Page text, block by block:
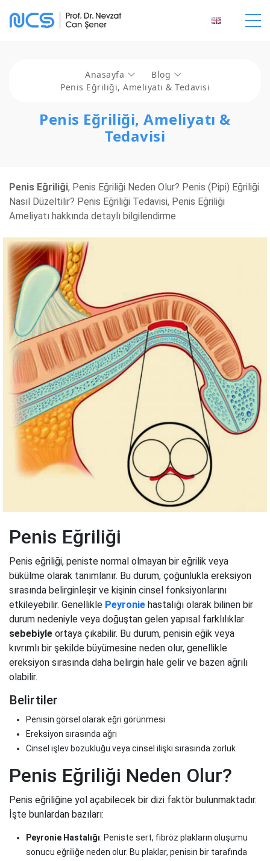
Anasayfa
Blog
Penis Eğriliği, Ameliyatı & Tedavisi
Penis Eğriliği, Ameliyatı &
Tedavisi
Penis Eğriliği, Penis Eğriliği Neden Olur? Penis (Pipi) Eğriliği
Nasıl Düzeltilir? Penis Eğriliği Tedavisi, Penis Eğriliği
Ameliyatı hakkında detaylı bilgilendirme
Penis Eğriliği
Penis eğriliği, peniste normal olmayan bir eğrilik veya
bükülme olarak tanımlanır. Bu durum, çoğunlukla ereksiyon
sırasında belirginleşir ve kişinin cinsel fonksiyonlarını
etkileyebilir. Genellikle Peyronie hastalığı olarak bilinen bir
durum nedeniyle veya doğuştan gelen yapısal farklılıklar
sebebiyle ortaya çıkabilir. Bu durum, penisin eğik veya
kıvrımlı bir şekilde büyümesine neden olur, genellikle
ereksiyon sırasında daha belirgin hale gelir ve bazen ağrılı
olabilir.
Belirtiler
Penisin görsel olarak eğri görünmesi
Ereksiyon sırasında ağrı
Cinsel işlev bozukluğu veya cinsel ilişki sırasında zorluk
Penis Eğriliği Neden Olur?
Penis eğriliğine yol açabilecek bir dizi faktör bulunmaktadır.
İşte bunlardan bazıları:
Peyronie Hastalığı: Peniste sert, fibröz plakların oluşumu
sonucu eğriliğe neden olur. Bu plaklar, penisin bir tarafında